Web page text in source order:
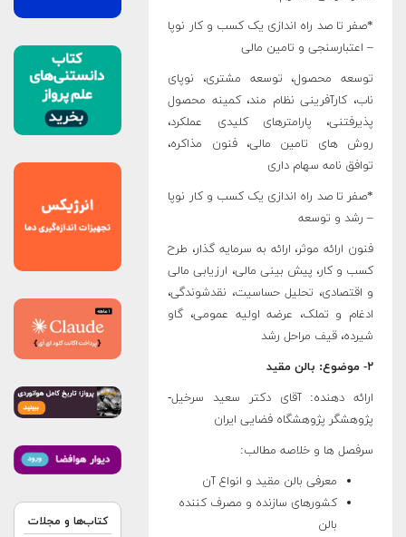
*صفر تا صد راه ­اندازی یک کسب و کار نوپا
– اعتبارسنجی و تامین مالی
توسعه محصول، توسعه مشتری، نوپای
ناب، کارآفرینی نظام ­مند، کمینه محصول
پذیرفتنی، پارامترهای کلیدی عملکرد،
روش­ های تامین مالی، فنون مذاکره،
توافق ­نامه سهام داری
*صفر تا صد راه ­اندازی یک کسب و کار نوپا
– رشد و توسعه
فنون ارائه موثر، ارائه به سرمایه­ گذار، طرح
کسب و کار، پیش ­بینی مالی، ارزیابی مالی
و اقتصادی، تحلیل حساسیت، نقدشوندگی،
ادغام و تملک، عرضه اولیه عمومی، گاو
شیرده، قیف مراحل رشد
۲- موضوع: بالن مقید
ارائه دهنده: آقای دکتر سعید سرخیل-
پژوهشگر پژوهشگاه فضایی ایران
سرفصل‏ ها و خلاصه مطالب:
معرفی بالن مقید و انواع آن
کشورهای سازنده و مصرف کننده
بالن
کتاب‌ها و مجلات